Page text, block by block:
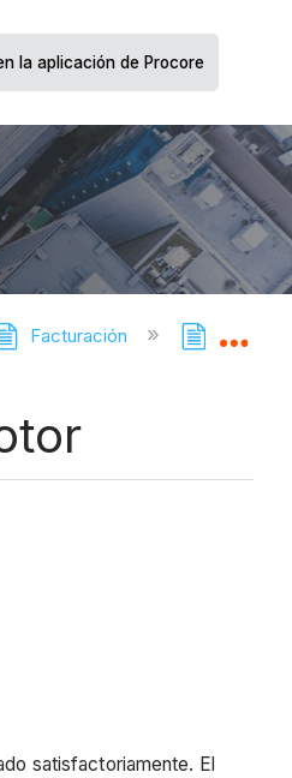
la aplicación de Procore
Facturación
satisfactoriamente. El